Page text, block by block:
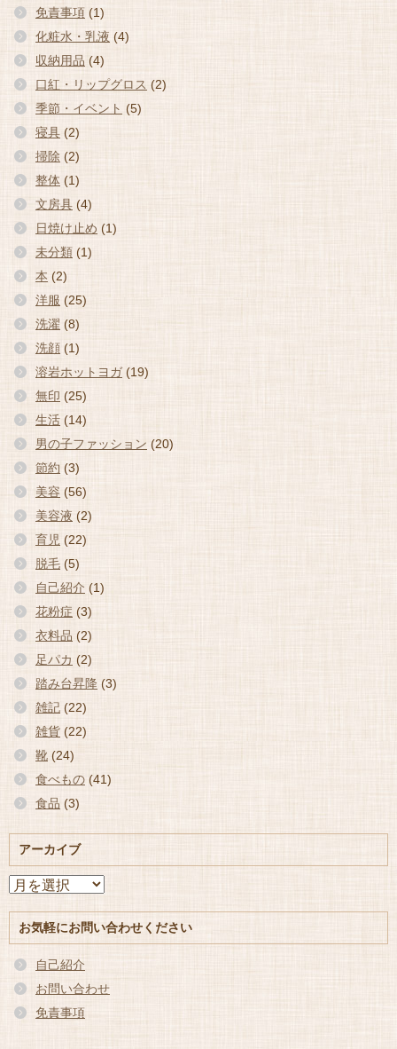
免責事項 (1)
化粧水・乳液 (4)
収納用品 (4)
口紅・リップグロス (2)
季節・イベント (5)
寝具 (2)
掃除 (2)
整体 (1)
文房具 (4)
日焼け止め (1)
未分類 (1)
本 (2)
洋服 (25)
洗濯 (8)
洗顔 (1)
溶岩ホットヨガ (19)
無印 (25)
生活 (14)
男の子ファッション (20)
節約 (3)
美容 (56)
美容液 (2)
育児 (22)
脱毛 (5)
自己紹介 (1)
花粉症 (3)
衣料品 (2)
足パカ (2)
踏み台昇降 (3)
雑記 (22)
雑貨 (22)
靴 (24)
食べもの (41)
食品 (3)
アーカイブ
ア
イ
ブ
お気軽にお問い合わせください
自己紹介
お問い合わせ
免責事項